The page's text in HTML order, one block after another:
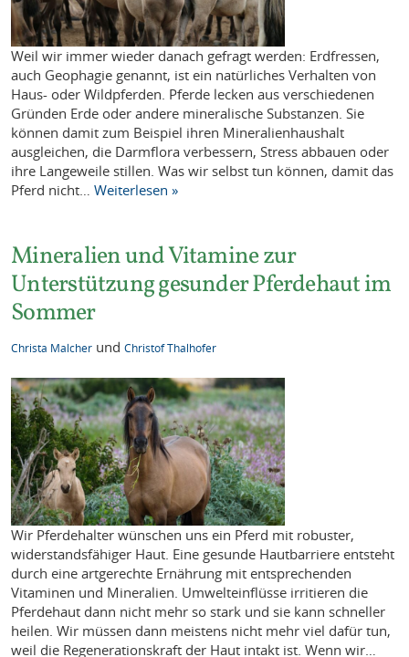
Weil wir immer wieder danach gefragt werden: Erdfressen,
auch Geophagie genannt, ist ein natürliches Verhalten von
Haus- oder Wildpferden. Pferde lecken aus verschiedenen
Gründen Erde oder andere mineralische Substanzen. Sie
können damit zum Beispiel ihren Mineralienhaushalt
ausgleichen, die Darmflora verbessern, Stress abbauen oder
ihre Langeweile stillen. Was wir selbst tun können, damit das
Pferd nicht…Weiterlesen »
Mineralien und Vitamine zur
Unterstützung gesunder Pferdehaut im
Sommer
Christa Malcher undChristof Thalhofer
Wir Pferdehalter wünschen uns ein Pferd mit robuster,
widerstandsfähiger Haut. Eine gesunde Hautbarriere entsteht
durch eine artgerechte Ernährung mit entsprechenden
Vitaminen und Mineralien. Umwelteinflüsse irritieren die
Pferdehaut dann nicht mehr so stark und sie kann schneller
heilen. Wir müssen dann meistens nicht mehr viel dafür tun,
weil die Regenerationskraft der Haut intakt ist. Wenn wir…